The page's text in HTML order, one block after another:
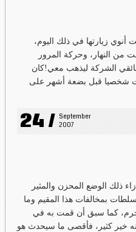
أنوي زيارتها في ذلك اليوم،
من النهار، وحركة المرور
سائقي الشركة ليذهب معي!كان
شخصيا قبل بضعة أشهر على
24 / September
2007
ذلك الوضع المحزن والمثير
بمخالفات هذا المقيم وما
جرم، كما سبق أن قمت به في
خير كثير، فأقصى ما سيحدث هو